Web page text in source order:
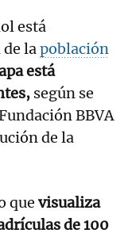
está
lapoblación
está
según se
BBVA
de la
que visualiza
de 100